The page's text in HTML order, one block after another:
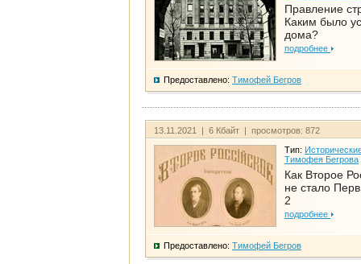
Правление
Каким было
дома?
подробнее
Предоставлено: Тимофей Бегров
13.11.2021 | 6 Кбайт | просмотров: 872
Тип:
Тимофея Бегрова
Как Второе
не стало
2
подробнее
Предоставлено: Тимофей Бегров